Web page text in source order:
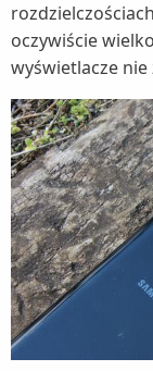
oczywiście
wyświetlacze nie